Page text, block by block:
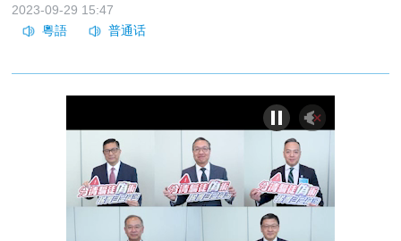
2023-09-29 15:47